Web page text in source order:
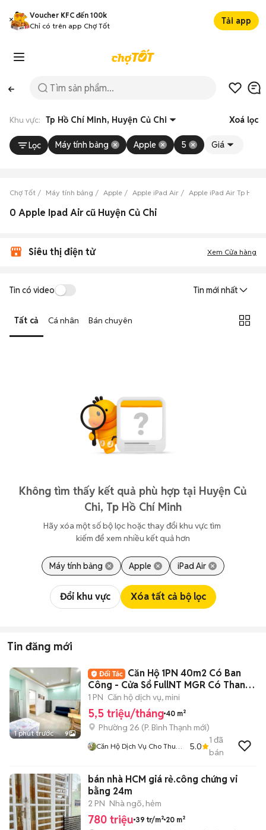
Voucher KFC đến 100k
Chỉ có trên app Chợ Tốt
Tải app
Khu vực: Tp Hồ Chí Minh, Huyện Củ Chi Xoá lọc
Lọc Máy tính bảng Apple 5 Giá
Chợ Tốt Máy tính bảng Apple Apple iPad Air Apple iPad Air Tp Hồ
0 Apple Ipad Air cũ Huyện Củ Chi
Siêu thị điện tử Xem Cửa hàng
Tin có video Tin mới nhất
Tất cả Cá nhân Bán chuyên
Không tìm thấy kết quả phù hợp tại Huyện Củ
Chi, Tp Hồ Chí Minh
Hãy xóa một số bộ lọc hoặc thay đổi khu vực tìm
kiếm để xem nhiều kết quả hơn
Máy tính bảng Apple iPad Air
Đổi khu vực Xóa tất cả bộ lọc
Tin đăng mới
1 phút trước 9
Căn Hộ 1PN 40m2 Có Ban
Công - Cửa Sổ FullNT MGR Có Thang
Máy
1 PN Căn hộ dịch vụ, mini
5,5 triệu/tháng 40 m²
Phường 26 (P. Bình Thạnh mới)
Căn Hộ Dịch Vụ Cho Thuê
5.0
1 đã
bán
bán nhà HCM giá rẻ.công chứng vi
bằng 24m
2 PN Nhà ngõ, hẻm
780 triệu 39 tr/m² 20 m²